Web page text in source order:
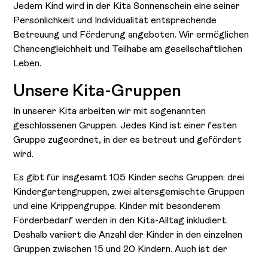
Jedem Kind wird in der Kita Sonnenschein eine seiner
Persönlichkeit und Individualität entsprechende
Betreuung und Förderung angeboten. Wir ermöglichen
Chancengleichheit und Teilhabe am gesellschaftlichen
Leben.
Unsere Kita-Gruppen
In unserer Kita arbeiten wir mit sogenannten
geschlossenen Gruppen. Jedes Kind ist einer festen
Gruppe zugeordnet, in der es betreut und gefördert
wird.
Es gibt für insgesamt 105 Kinder sechs Gruppen: drei
Kindergartengruppen, zwei altersgemischte Gruppen
und eine Krippengruppe. Kinder mit besonderem
Förderbedarf werden in den Kita-Alltag inkludiert.
Deshalb variiert die Anzahl der Kinder in den einzelnen
Gruppen zwischen 15 und 20 Kindern. Auch ist der